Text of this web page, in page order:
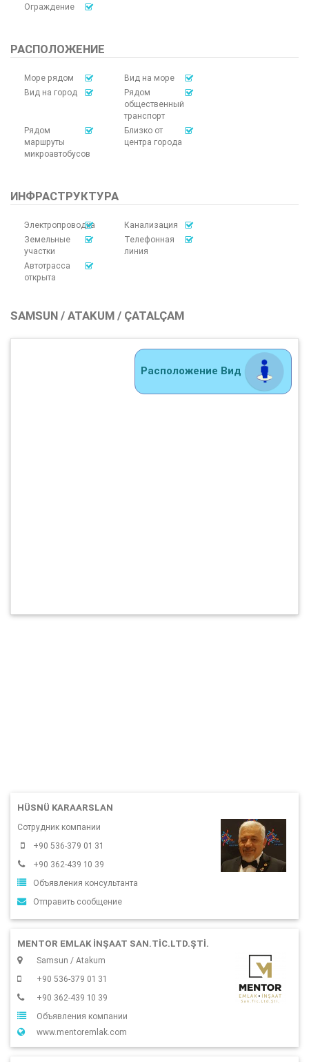
Ограждение
РАСПОЛОЖЕНИЕ
Море рядом
Вид на море
Вид на город
Рядом
общественный
транспорт
Рядом
маршруты
микроавтобусов
Близко от
центра города
ИНФРАСТРУКТУРА
Электропроводка
Канализация
Земельные
участки
Телефонная
линия
Автотрасса
открыта
SAMSUN / ATAKUM / ÇATALÇAM
Расположение Вид
HÜSNÜ KARAARSLAN
Сотрудник компании
+90 536-379 01 31
+90 362-439 10 39
Объявления консультанта
Отправить сообщение
MENTOR EMLAK İNŞAAT SAN.TIC.LTD.ŞTI.
Samsun / Atakum
+90 536-379 01 31
+90 362-439 10 39
Объявления компании
www.mentoremlak.com